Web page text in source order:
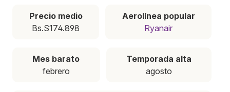
Precio medio
Bs.S174.898
Aerolínea popular
Ryanair
Mes barato
febrero
Temporada alta
agosto